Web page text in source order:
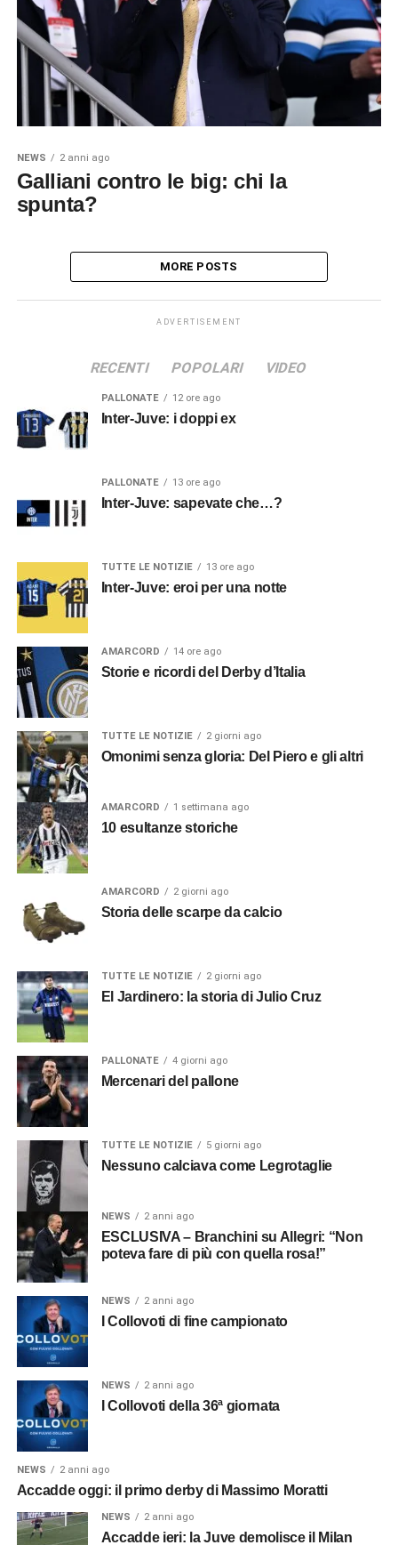
NEWS 2 anni ago
Galliani contro le big: chi la
spunta?
MORE POSTS
ADVERTISEMENT
RECENTI POPOLARI VIDEO
PALLONATE 12 ore ago
Inter-Juve: i doppi ex
PALLONATE 13 ore ago
Inter-Juve: sapevate che…?
TUTTE LE NOTIZIE 13 ore ago
Inter-Juve: eroi per una notte
AMARCORD 14 ore ago
Storie e ricordi del Derby d’Italia
TUTTE LE NOTIZIE 2 giorni ago
Omonimi senza gloria: Del Piero e gli altri
AMARCORD 1 settimana ago
10 esultanze storiche
AMARCORD 2 giorni ago
Storia delle scarpe da calcio
TUTTE LE NOTIZIE 2 giorni ago
El Jardinero: la storia di Julio Cruz
PALLONATE 4 giorni ago
Mercenari del pallone
TUTTE LE NOTIZIE 5 giorni ago
Nessuno calciava come Legrotaglie
NEWS 2 anni ago
ESCLUSIVA – Branchini su Allegri: “Non
poteva fare di più con quella rosa!”
NEWS 2 anni ago
I Collovoti di fine campionato
NEWS 2 anni ago
I Collovoti della 36ª giornata
NEWS 2 anni ago
Accadde oggi: il primo derby di Massimo Moratti
NEWS 2 anni ago
Accadde ieri: la Juve demolisce il Milan